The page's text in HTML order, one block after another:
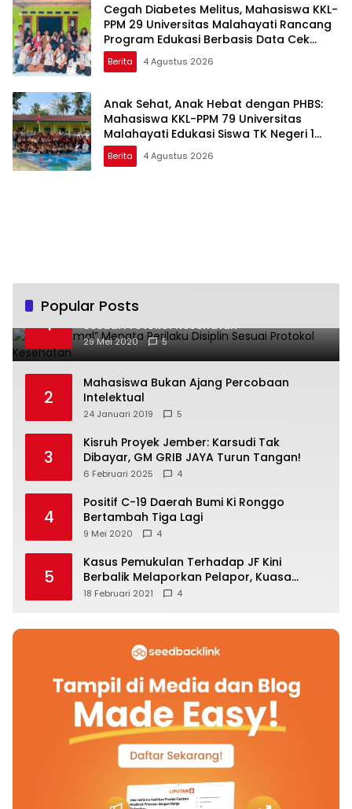
Cegah Diabetes Melitus, Mahasiswa KKL-
PPM 29 Universitas Malahayati Rancang
Program Edukasi Berbasis Data Cek
Kesehatan Gratis di RW 06 Kelurahan
Banjarsari
Berita 4 Agustus 2026
Anak Sehat, Anak Hebat dengan PHBS:
Mahasiswa KKL-PPM 79 Universitas
Malahayati Edukasi Siswa TK Negeri 1
Metro Timur
Berita 4 Agustus 2026
Popular Posts
1
“New Normal” Menata Perilaku Disiplin
Sesuai Protokol Kesehatan
29 Mei 2020 5
2
Mahasiswa Bukan Ajang Percobaan
Intelektual
24 Januari 2019 5
3
Kisruh Proyek Jember: Karsudi Tak
Dibayar, GM GRIB JAYA Turun Tangan!
6 Februari 2025 4
4
Positif C-19 Daerah Bumi Ki Ronggo
Bertambah Tiga Lagi
9 Mei 2020 4
5
Kasus Pemukulan Terhadap JF Kini
Berbalik Melaporkan Pelapor, Kuasa
Hukum Angkat Bicara
18 Februari 2021 4